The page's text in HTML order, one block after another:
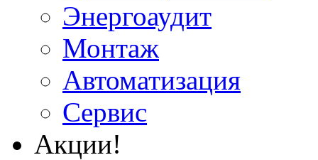
Энергоаудит
Монтаж
Автоматизация
Сервис
Акции!